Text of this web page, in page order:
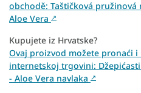
obchodě: Taštičková pružinová
Aloe Vera ↗
Kupujete iz Hrvatske?
Ovaj proizvod možete pronaći
internetskoj trgovini:
- Aloe Vera navlaka ↗